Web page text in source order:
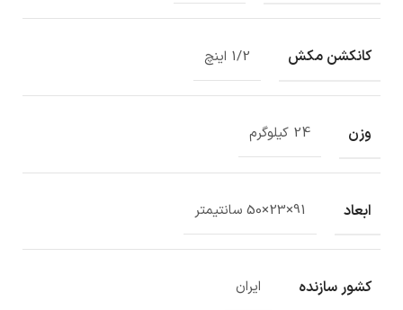
کانکشن مکش 1/2 اینچ
وزن 24 کیلوگرم
ابعاد 91×23×50 سانتیمتر
کشور سازنده ایران